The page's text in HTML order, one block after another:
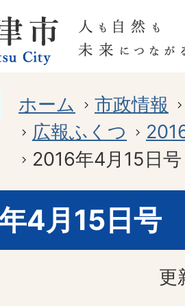
ホーム
市政情報
広報ふくつ
2016年4月15日号
4月15日号
更